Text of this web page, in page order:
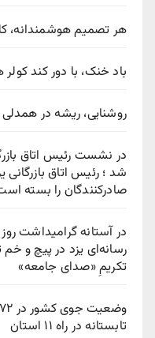
هر تصمیم هوشمندانه،
باد خنک، با دور کند
روشنایی، ریشه در
در نشست رئیس اتاق
شد ؛ رئیس اتاق
صادرکنندگان را بسته
در آستانه گرامیداشت
رسانه‌ای یزد در پیچ‌ و خم
تکریمِ «صدای جامعه»
تابستانه در راه ۱۱ استان